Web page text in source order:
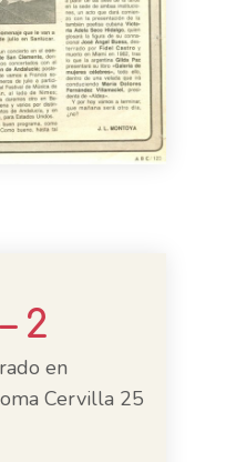
2
en
Cervilla 25